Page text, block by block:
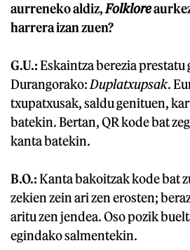
aurreneko aldiz,Folklore
harrera izan zuen?
G.U.:Eskaintza berezia prestatu
Durangorako: Duplatxupsak.
txupatxusak, saldu genituen,
batekin. Bertan, QR kode bat
kanta batekin.
B.O.:Kanta bakoitzak kode bat
zekien zein ari zen erosten;
aritu zen jendea. Oso pozik
egindako salmentekin.